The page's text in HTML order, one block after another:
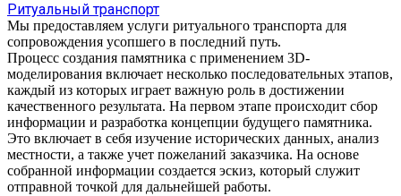
Ритуальный транспорт
Мы предоставляем услуги ритуального транспорта для
сопровождения усопшего в последний путь.
Процесс создания памятника с применением 3D-
моделирования включает несколько последовательных этапов,
каждый из которых играет важную роль в достижении
качественного результата. На первом этапе происходит сбор
информации и разработка концепции будущего памятника.
Это включает в себя изучение исторических данных, анализ
местности, а также учет пожеланий заказчика. На основе
собранной информации создается эскиз, который служит
отправной точкой для дальнейшей работы.